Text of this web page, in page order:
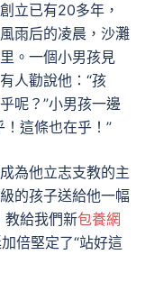
立已有20多年，
雨后的凌晨，沙灘
。一個小男孩見
人勸說他：“孩
呢？”小男孩一邊
這條也在乎！”
為他立志支教的主
的孩子送給他一幅
教給我們新包養網
倍堅定了“站好這